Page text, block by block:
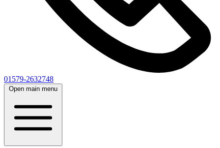
01579-2632748
Open main menu